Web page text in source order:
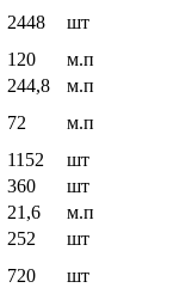
2448
шт
120
м.п
244,8
м.п
72
м.п
1152
шт
360
шт
21,6
м.п
252
шт
720
шт